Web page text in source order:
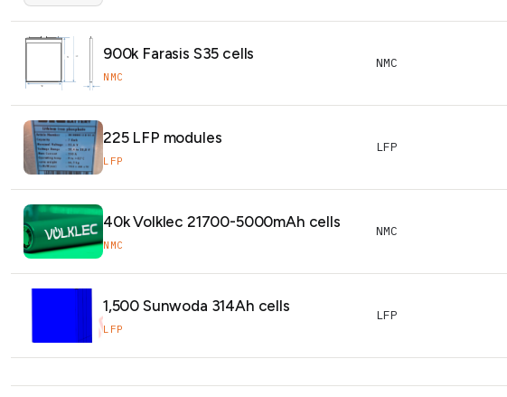
900k Farasis S35 cells
NMC
NMC
225 LFP modules
LFP
LFP
40k Volklec 21700-5000mAh cells
NMC
NMC
1,500 Sunwoda 314Ah cells
LFP
LFP